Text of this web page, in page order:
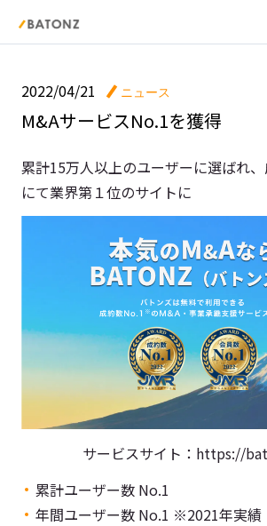
2022/04/21 ニュース
M&AサービスNo.1を獲得
累計15万人以上のユーザーに選ばれ
にて業界第１位のサイトに
サービスサイト：https://
累計ユーザー数 No.1
年間ユーザー数 No.1 ※2021年実績